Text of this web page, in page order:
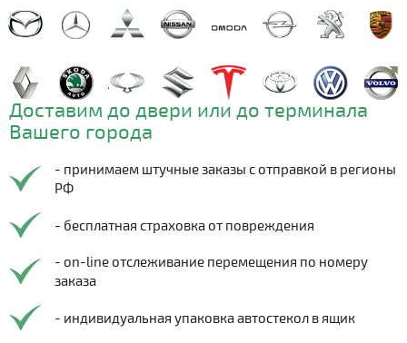
Доставим до двери или до терминала
Вашего города
- принимаем штучные заказы с отправкой в регионы
РФ
- бесплатная страховка от повреждения
- on-line отслеживание перемещения по номеру
заказа
- индивидуальная упаковка автостекол в ящик